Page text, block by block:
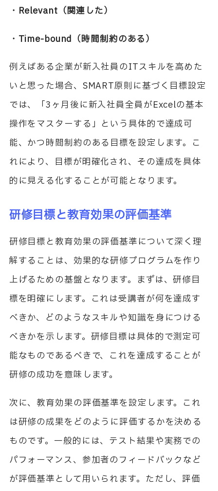
・Relevant（関連した）
・Time-bound（時間制約のある）
例えばある企業が新入社員のITスキルを高めた
いと思った場合、SMART原則に基づく目標設定
では、「3ヶ月後に新入社員全員がExcelの基本
操作をマスターする」という具体的で達成可
能、かつ時間制約のある目標を設定します。こ
れにより、目標が明確化され、その達成を具体
的に見える化することが可能となります。
研修目標と教育効果の評価基準
研修目標と教育効果の評価基準について深く理
解することは、効果的な研修プログラムを作り
上げるための基盤となります。まずは、研修目
標を明確にします。これは受講者が何を達成す
べきか、どのようなスキルや知識を身につける
べきかを示します。研修目標は具体的で測定可
能なものであるべきで、これを達成することが
研修の成功を意味します。
次に、教育効果の評価基準を設定します。これ
は研修の成果をどのように評価するかを決める
ものです。一般的には、テスト結果や実務での
パフォーマンス、参加者のフィードバックなど
が評価基準として用いられます。ただし、評価